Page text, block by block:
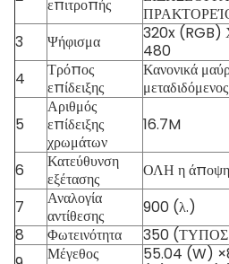
επιτροπής
3 Ψήφισμα
320x (RGB)
480
4
Τρόπος
επίδειξης
Κανονικά
μεταδιδόμενος
5
Αριθμός
επίδειξης
χρωμάτων
16.7M
6
Κατεύθυνση
εξέτασης
ΟΛΗ η άποψη
7
Αναλογία
αντίθεσης
900 (λ.)
8
Φωτεινότητα 350
Μέγεθος
55.04 (W)